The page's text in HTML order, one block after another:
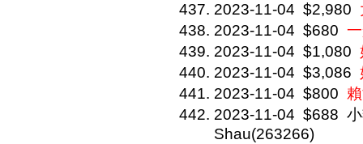
2023-11-04 $2,980
2023-11-04 $680
2023-11-04 $1,080
2023-11-04 $3,086
2023-11-04 $800
2023-11-04 $688
Shau(263266)